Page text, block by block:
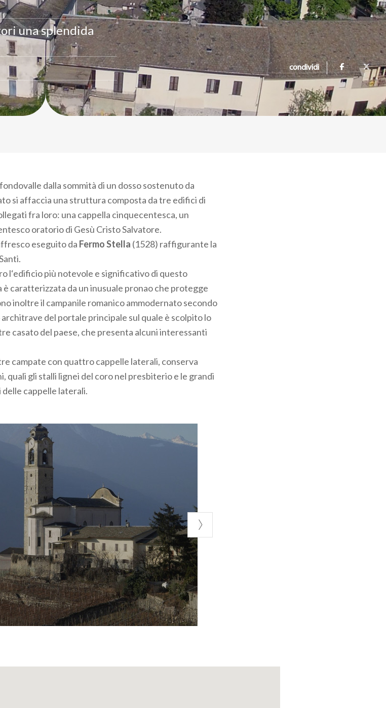
una splendida
condividi
dalla sommità di un dosso sostenuto da
si affaccia una struttura composta da tre edifici di
fra loro: una cappella cinquecentesca, un
oratorio di Gesù Cristo Salvatore.
eseguito da Fermo Stella (1528) raffigurante la
l‘edificio più notevole e significativo di questo
caratterizzata da un inusuale pronao che protegge
inoltre il campanile romanico ammodernato secondo
del portale principale sul quale è scolpito lo
casato del paese, che presenta alcuni interessanti
campate con quattro cappelle laterali, conserva
gli stalli lignei del coro nel presbiterio e le grandi
cappelle laterali.